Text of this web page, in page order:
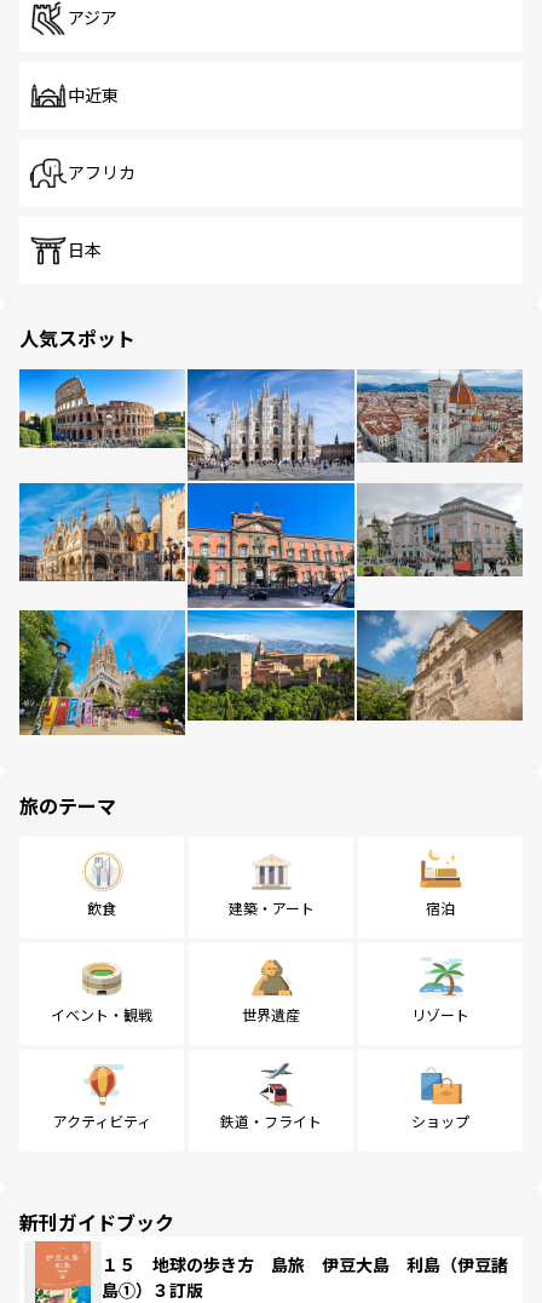
アジア
中近東
アフリカ
日本
人気スポット
旅のテーマ
飲食 建築・アート 宿泊
イベント・観戦 世界遺産 リゾート
アクティビティ 鉄道・フライト ショップ
新刊ガイドブック
１５ 地球の歩き方 島旅 伊豆大島 利島（伊豆諸
島①）３訂版